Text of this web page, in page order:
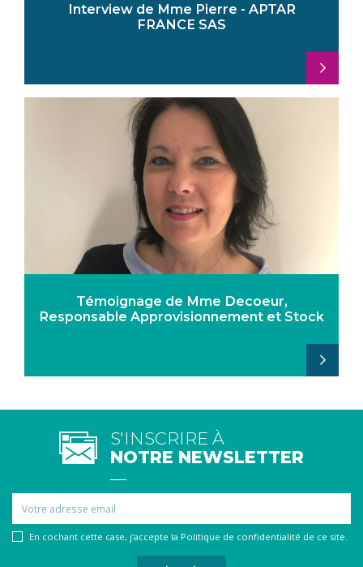
Interview de Mme Pierre - APTAR
FRANCE SAS
Témoignage de Mme Decoeur,
Responsable Approvisionnement et Stock
S'INSCRIRE À
NOTRE NEWSLETTER
En cochant cette case, j’accepte la Politique de confidentialité de ce site.